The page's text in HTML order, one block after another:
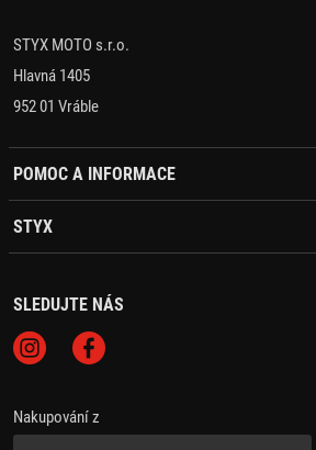
STYX MOTO s.r.o.
Hlavná 1405
952 01 Vráble
POMOC A INFORMACE
STYX
SLEDUJTE NÁS
Nakupování z